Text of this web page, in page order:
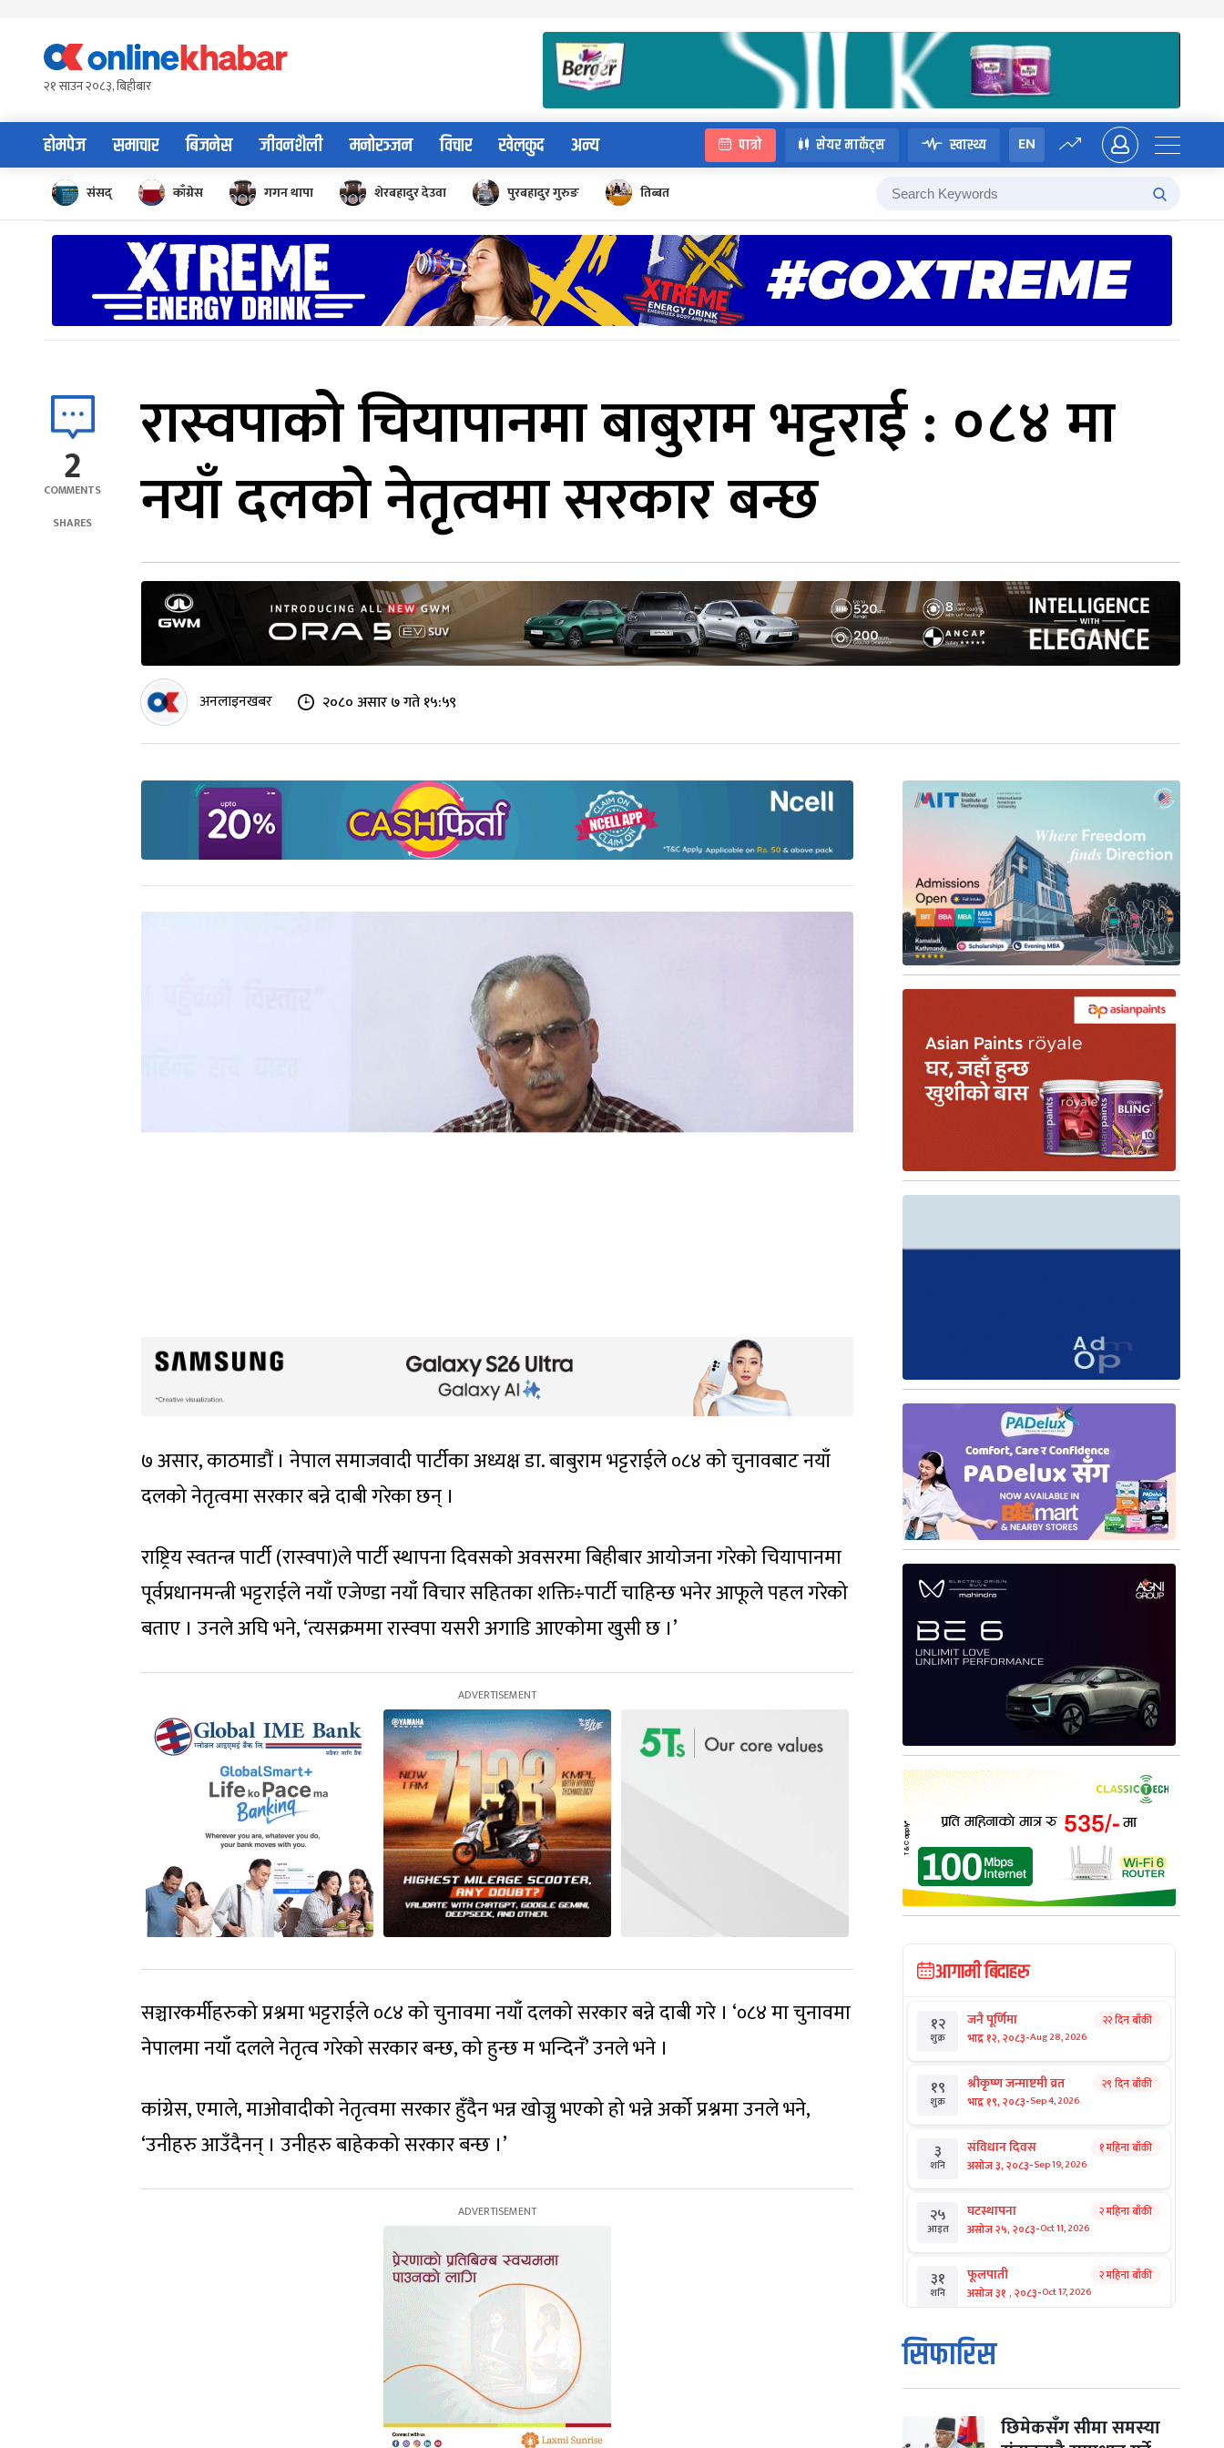
content२१ साउन २०८३, बिहीबार
होमपेज समाचार बिजनेस जीवनशैली मनोरञ्जन विचार खेलकुद अन्य पात्रो सेयर मार्केट्स स्वास्थ्य EN
संसद् काँग्रेस गगन थापा शेरबहादुर देउवा पुरबहादुर गुरुङ तिब्बत
2
COMMENTS
SHARES
रास्वपाको चियापानमा बाबुराम भट्टराई : ०८४ मा
नयाँ दलको नेतृत्वमा सरकार बन्छ
अनलाइनखबर २०८० असार ७ गते १५:५९
७ असार, काठमाडौं । नेपाल समाजवादी पार्टीका अध्यक्ष डा. बाबुराम भट्टराईले ०८४ को चुनावबाट नयाँ
दलको नेतृत्वमा सरकार बन्ने दाबी गरेका छन् ।
राष्ट्रिय स्वतन्त्र पार्टी (रास्वपा)ले पार्टी स्थापना दिवसको अवसरमा बिहीबार आयोजना गरेको चियापानमा
पूर्वप्रधानमन्त्री भट्टराईले नयाँ एजेण्डा नयाँ विचार सहितका शक्ति÷पार्टी चाहिन्छ भनेर आफूले पहल गरेको
बताए । उनले अघि भने, ‘त्यसक्रममा रास्वपा यसरी अगाडि आएकोमा खुसी छ ।’
सञ्चारकर्मीहरुको प्रश्नमा भट्टराईले ०८४ को चुनावमा नयाँ दलको सरकार बन्ने दाबी गरे । ‘०८४ मा चुनावमा
नेपालमा नयाँ दलले नेतृत्व गरेको सरकार बन्छ, को हुन्छ म भन्दिनँ’ उनले भने ।
कांग्रेस, एमाले, माओवादीको नेतृत्वमा सरकार हुँदैन भन्न खोज्नु भएको हो भन्ने अर्को प्रश्नमा उनले भने,
‘उनीहरु आउँदैनन् । उनीहरु बाहेकको सरकार बन्छ ।’
आगामी बिदाहरु
१२
शुक्र
जनै पूर्णिमा
भाद्र १२, २०८३-Aug 28, 2026
२२ दिन बाँकी
१९
शुक्र
श्रीकृष्ण जन्माष्टमी व्रत
भाद्र १९, २०८३-Sep 4, 2026
२९ दिन बाँकी
३
शनि
संविधान दिवस
असोज ३, २०८३-Sep 19, 2026
१ महिना बाँकी
२५
आइत
घटस्थापना
असोज २५, २०८३-Oct 11, 2026
२ महिना बाँकी
३१
शनि
फूलपाती
असोज ३१ , २०८३-Oct 17, 2026
२ महिना बाँकी
१
आइत
कार्तिक सङ्क्रान्ति
कार्तिक १, २०८३
मंगल कार्तिक ३, २०८३-Oct 20, 2026
सिफारिस
छिमेकसँग सीमा समस्या